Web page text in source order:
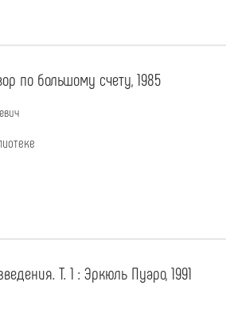
по большому счету, 1985
Т. 1 : Эркюль Пуаро, 1991